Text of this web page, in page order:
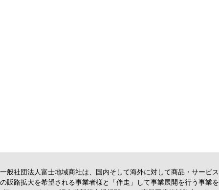
一般社団法人富士地域商社は、国内そして海外に対して商品・サービス
の販路拡大を希望される事業者様と「伴走」して事業展開を行う事業を